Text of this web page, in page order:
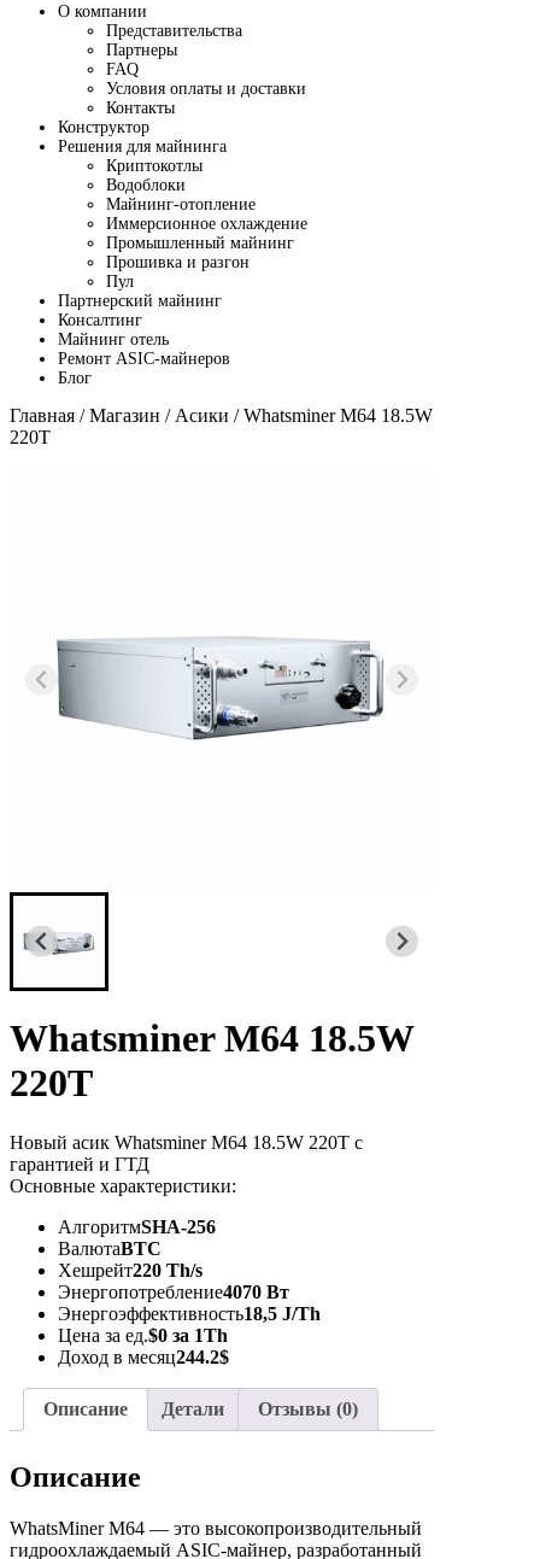
О компании
Представительства
Партнеры
FAQ
Условия оплаты и доставки
Контакты
Конструктор
Решения для майнинга
Криптокотлы
Водоблоки
Майнинг-отопление
Иммерсионное охлаждение
Промышленный майнинг
Прошивка и разгон
Пул
Партнерский майнинг
Консалтинг
Майнинг отель
Ремонт ASIC-майнеров
Блог
Главная /Магазин / Асики / Whatsminer M64 18.5W
220T
Whatsminer M64 18.5W
220T
Новый асик Whatsminer M64 18.5W 220T с
гарантией и ГТД
Основные характеристики:
АлгоритмSHA-256
ВалютаBTC
Хешрейт220 Th/s
Энергопотребление4070 Вт
Энергоэффективность18,5 J/Th
Цена за ед.$0 за 1Th
Доход в месяц244.2$
Описание Детали Отзывы (0)
Описание
WhatsMiner M64 — это высокопроизводительный
гидроохлаждаемый ASIC-майнер, разработанный